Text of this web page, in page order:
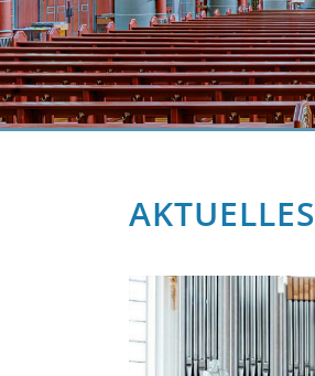
AKTUELLES